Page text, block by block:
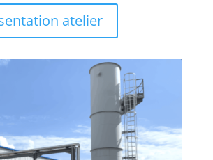
atelier